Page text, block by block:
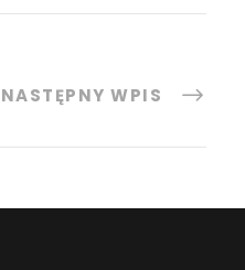
NASTĘPNY WPIS